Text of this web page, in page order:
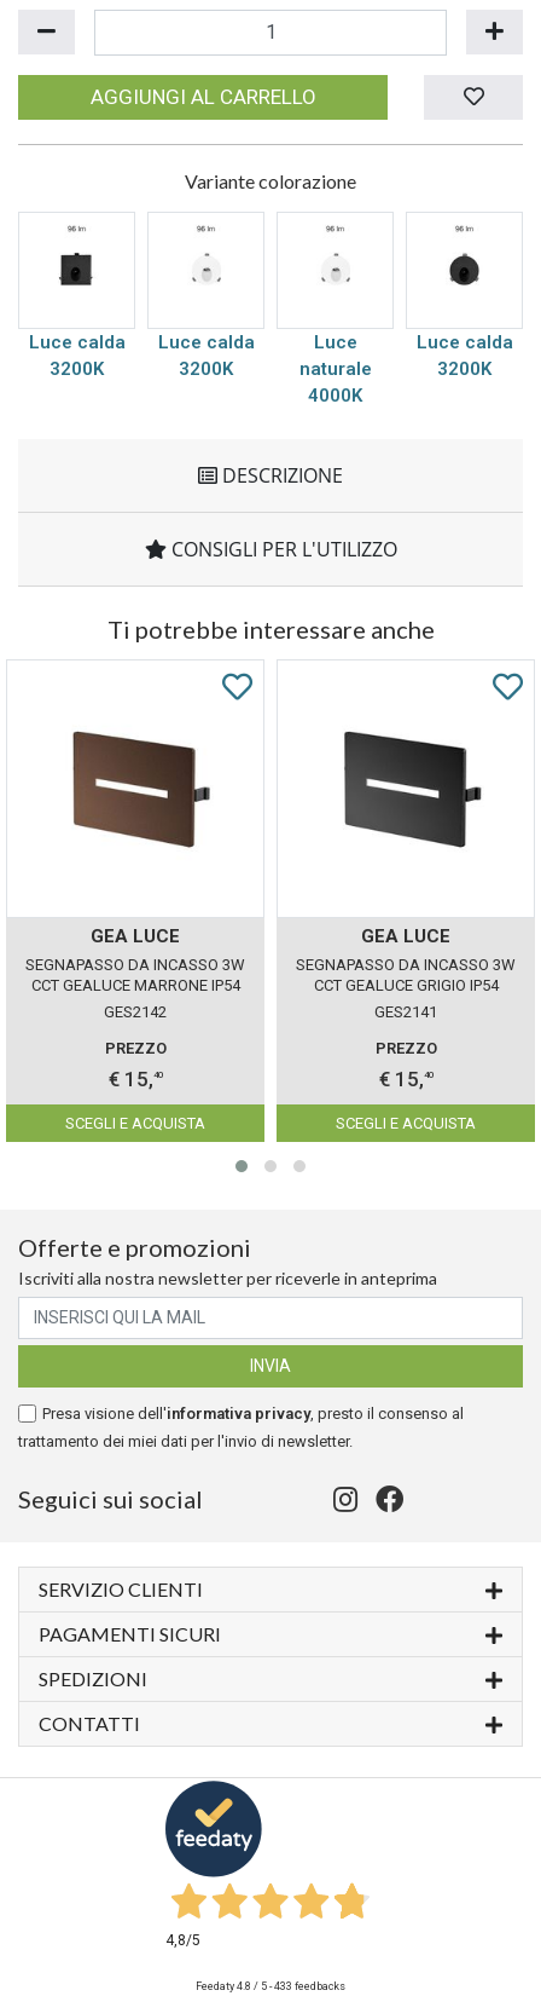
AGGIUNGI AL CARRELLO
Variante colorazione
Luce calda
3200K
Luce calda
3200K
Luce
naturale
4000K
Luce calda
3200K
DESCRIZIONE
CONSIGLI PER L'UTILIZZO
Ti potrebbe interessare anche
GEA LUCE
SEGNAPASSO DA INCASSO 3W
CCT GEALUCE MARRONE IP54
GES2142
PREZZO
€ 15,40
SCEGLI E ACQUISTA
GEA LUCE
SEGNAPASSO DA INCASSO 3W
CCT GEALUCE GRIGIO IP54
GES2141
PREZZO
€ 15,40
SCEGLI E ACQUISTA
Offerte e promozioni
Iscriviti alla nostra newsletter per riceverle in anteprima
Presa visione dell'informativa privacy, presto il consenso al
trattamento dei miei dati per l'invio di newsletter.
Seguici sui social
SERVIZIO CLIENTI
PAGAMENTI SICURI
SPEDIZIONI
CONTATTI
4,8/5
Feedaty 4.8 / 5 -433 feedbacks